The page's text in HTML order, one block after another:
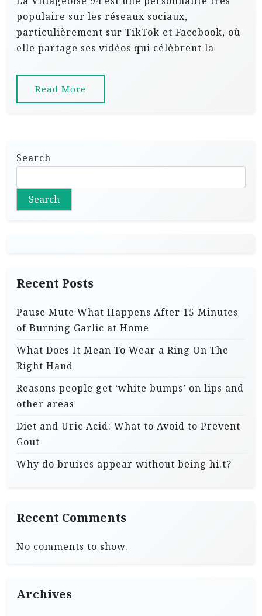
populaire sur les réseaux sociaux,
particulièrement sur TikTok et Facebook, où
elle partage ses vidéos qui célèbrent la
Read More
Search
Search
Recent Posts
Pause Mute What Happens After 15 Minutes
of Burning Garlic at Home
What Does It Mean To Wear a Ring On The
Right Hand
Reasons people get ‘white bumps’ on lips and
other areas
Diet and Uric Acid: What to Avoid to Prevent
Gout
Why do bruises appear without being hi.t?
Recent Comments
No comments to show.
Archives